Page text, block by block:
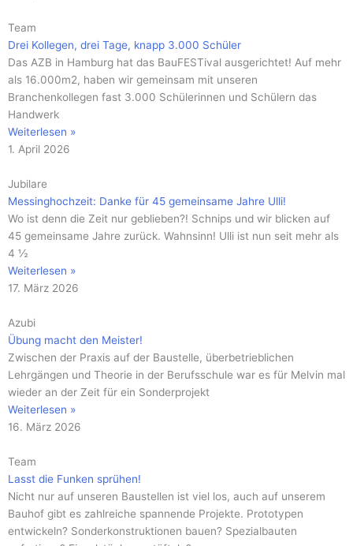
Team
Drei Kollegen, drei Tage, knapp 3.000 Schüler
Das AZB in Hamburg hat das BauFESTival ausgerichtet! Auf mehr
als 16.000m2, haben wir gemeinsam mit unseren
Branchenkollegen fast 3.000 Schülerinnen und Schülern das
Handwerk
Weiterlesen »
1. April 2026
Jubilare
Messinghochzeit: Danke für 45 gemeinsame Jahre Ulli!
Wo ist denn die Zeit nur geblieben?! Schnips und wir blicken auf
45 gemeinsame Jahre zurück. Wahnsinn! Ulli ist nun seit mehr als
4 ½
Weiterlesen »
17. März 2026
Azubi
Übung macht den Meister!
Zwischen der Praxis auf der Baustelle, überbetrieblichen
Lehrgängen und Theorie in der Berufsschule war es für Melvin mal
wieder an der Zeit für ein Sonderprojekt
Weiterlesen »
16. März 2026
Team
Lasst die Funken sprühen!
Nicht nur auf unseren Baustellen ist viel los, auch auf unserem
Bauhof gibt es zahlreiche spannende Projekte. Prototypen
entwickeln? Sonderkonstruktionen bauen? Spezialbauten